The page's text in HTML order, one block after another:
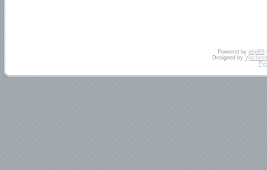
Powered by phpBB
Designed by